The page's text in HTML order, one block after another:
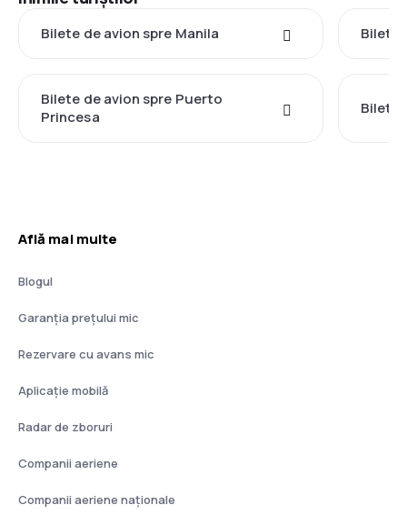
Bilete de avion spre Manila Bilete
Bilete de avion spre Puerto
Princesa
Bilete
Află mai multe
Blogul
Garanția prețului mic
Rezervare cu avans mic
Aplicație mobilă
Radar de zboruri
Companii aeriene
Companii aeriene naţionale